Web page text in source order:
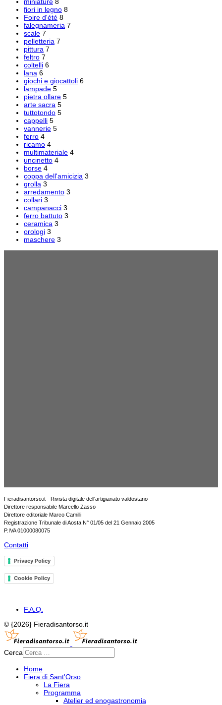
fiori in legno 8
Foire d'été 8
falegnameria 7
scale 7
pelletteria 7
pittura 7
feltro 7
coltelli 6
lana 6
giochi e giocattoli 6
lampade 5
pietra ollare 5
arte sacra 5
tuttotondo 5
cappelli 5
vannerie 5
ferro 4
ricamo 4
multimateriale 4
uncinetto 4
borse 4
coppa dell'amicizia 3
grolla 3
arredamento 3
collari 3
campanacci 3
ferro battuto 3
ceramica 3
orologi 3
maschere 3
Fieradisantorso.it - Rivista digitale dell'artigianato valdostano
Direttore responsabile Marcello Zasso
Direttore editoriale Marco Camilli
Registrazione Tribunale di Aosta N° 01/05 del 21 Gennaio 2005
P.IVA 01000080075
Contatti
Privacy Policy
Cookie Policy
F.A.Q.
© {2026} Fieradisantorso.it
Cerca
Home
Fiera di Sant'Orso
La Fiera
Programma
Atelier ed enogastronomia